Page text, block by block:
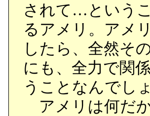
されて…という
るアメリ。アメ
したら、全然そ
にも、全力で関
うことなんでし
アメリは何だ